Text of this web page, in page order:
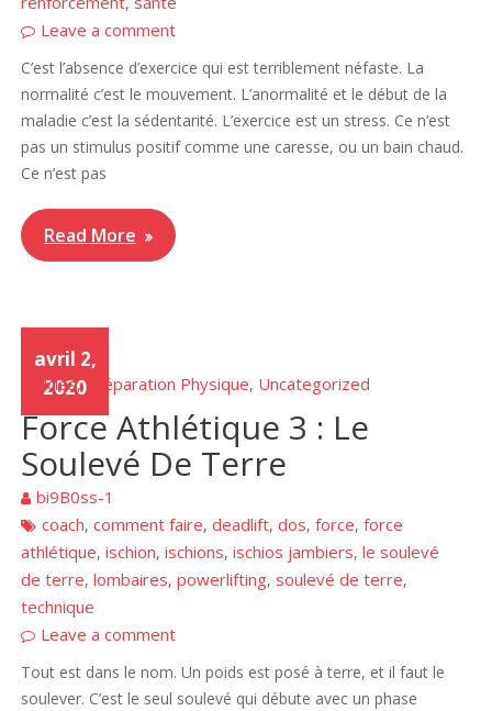
Leave a comment
C’est l’absence d’exercice qui est terriblement néfaste. La
normalité c’est le mouvement. L’anormalité et le début de la
maladie c’est la sédentarité. L’exercice est un stress. Ce n’est
pas un stimulus positif comme une caresse, ou un bain chaud.
Ce n’est pas
Read More
avril 2,
2020
Articles,Préparation Physique, Uncategorized
Force Athlétique 3 : Le
Soulevé De Terre
bi9B0ss-1
coach,comment faire,deadlift,dos,force,force
athlétique,ischion,ischions,ischios jambiers,le soulevé
de terre,lombaires,powerlifting,soulevé de terre,
technique
Leave a comment
Tout est dans le nom. Un poids est posé à terre, et il faut le
soulever. C’est le seul soulevé qui débute avec un phase